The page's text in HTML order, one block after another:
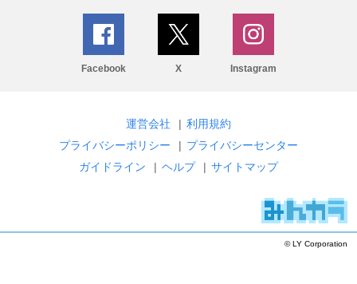
Facebook X Instagram
運営会社 | 利用規約
プライバシーポリシー
| プライバシーセンター
ガイドライン
| ヘルプ | サイトマップ
© LY Corporation